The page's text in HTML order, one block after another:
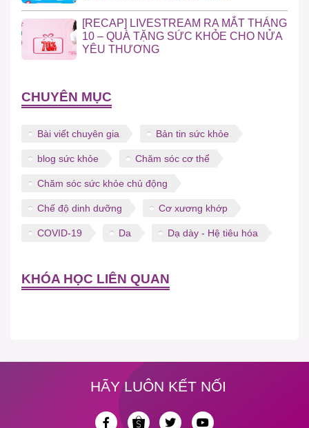
[RECAP] LIVESTREAM RA MẮT THÁNG
10 – QUÀ TẶNG SỨC KHỎE CHO NỬA
YÊU THƯƠNG
CHUYÊN MỤC
Bài viết chuyên gia Bản tin sức khỏe
blog sức khỏe Chăm sóc cơ thể
Chăm sóc sức khỏe chủ động
Chế độ dinh dưỡng Cơ xương khớp
COVID-19 Da Dạ dày - Hệ tiêu hóa
KHÓA HỌC LIÊN QUAN
HÃY LUÔN KẾT NỐI